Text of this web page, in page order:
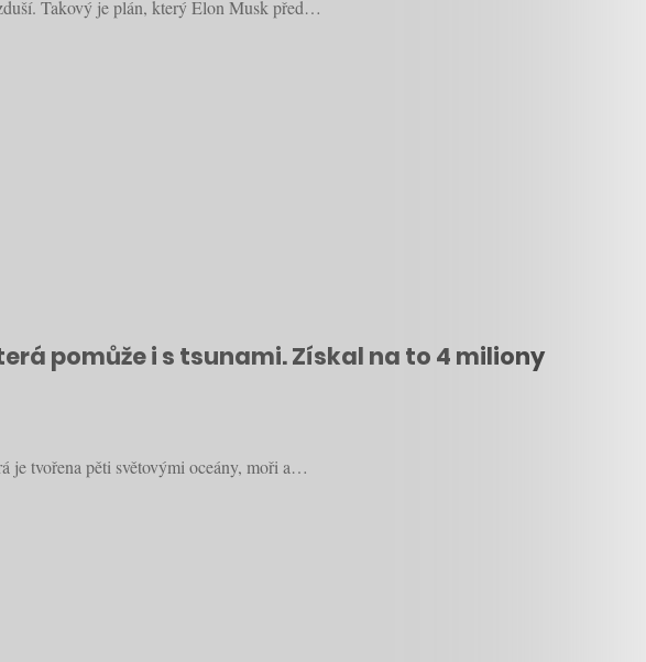
Takový je plán, který Elon Musk před…
pomůže i s tsunami. Získal na to 4 miliony
je tvořena pěti světovými oceány, moři a…